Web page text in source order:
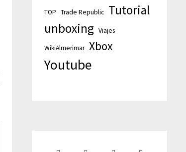
TOP Trade Republic Tutorial
unboxing Viajes
WikiAlmerimar Xbox
Youtube